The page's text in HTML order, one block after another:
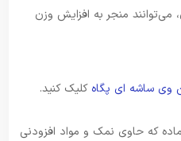
می‌توانند منجر به افزایش وزن
وی ساشه ای پگاه کلیک کنید.
که حاوی نمک و مواد افزودنی